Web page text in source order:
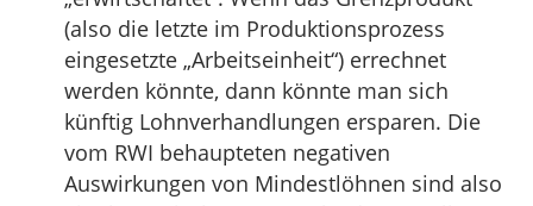
(also die letzte im Produktionsprozess
eingesetzte „Arbeitseinheit“) errechnet
werden könnte, dann könnte man sich
künftig Lohnverhandlungen ersparen. Die
vom RWI behaupteten negativen
Auswirkungen von Mindestlöhnen sind also